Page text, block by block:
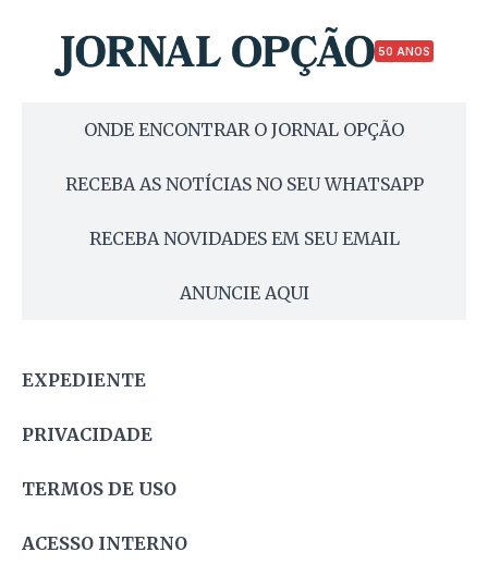
50 ANOS
ONDE ENCONTRAR O JORNAL OPÇÃO
RECEBA AS NOTÍCIAS NO SEU WHATSAPP
RECEBA NOVIDADES EM SEU EMAIL
ANUNCIE AQUI
EXPEDIENTE
PRIVACIDADE
TERMOS DE USO
ACESSO INTERNO